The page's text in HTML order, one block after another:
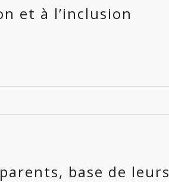
et à l’inclusion
base de leurs